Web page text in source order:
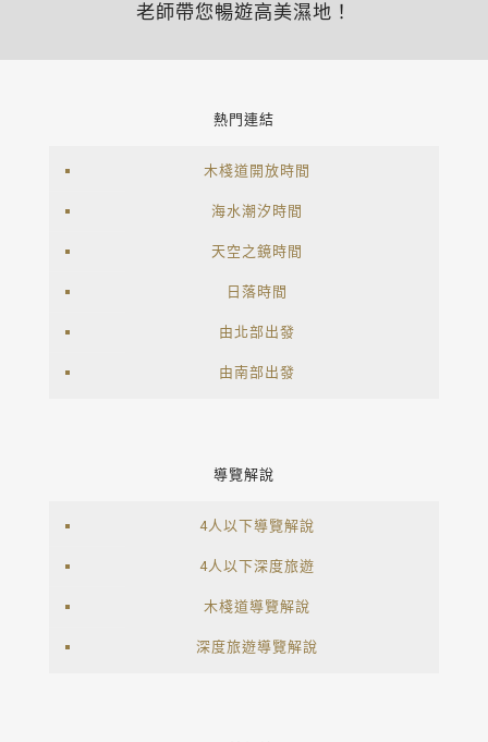
老師帶您暢遊高美濕地！
熱門連結
木棧道開放時間
海水潮汐時間
天空之鏡時間
日落時間
由北部出發
由南部出發
導覽解說
4人以下導覽解說
4人以下深度旅遊
木棧道導覽解說
深度旅遊導覽解說